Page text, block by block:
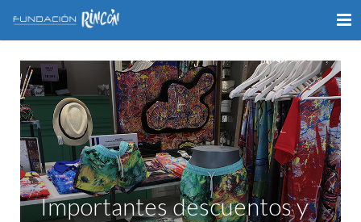
INICIO
LA FUNDACIÓN
APOYO AL DEPORTE
GALERÍA
VÍDEOSImportantes descuentos y